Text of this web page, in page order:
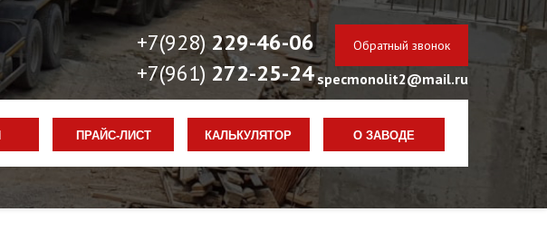
+7(928) 229-46-06
+7(961) 272-25-24
Обратный звонок
specmonolit2@mail.ru
ПРАЙС-ЛИСТ КАЛЬКУЛЯТОР О ЗАВОДЕ